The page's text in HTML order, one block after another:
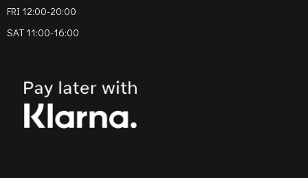
FRI 12:00-20:00
SAT 11:00-16:00